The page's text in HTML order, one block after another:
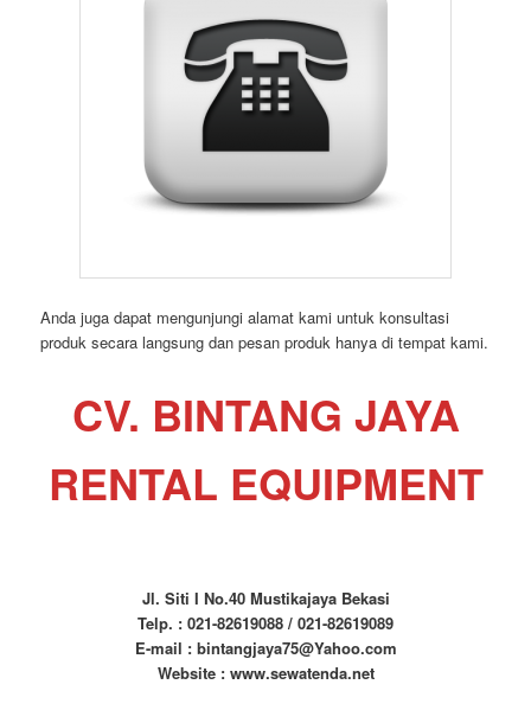
Anda juga dapat mengunjungi alamat kami untuk konsultasi
produk secara langsung dan pesan produk hanya di tempat kami.
CV. BINTANG JAYA
RENTAL EQUIPMENT
Jl. Siti I No.40 Mustikajaya Bekasi
Telp. : 021-82619088 / 021-82619089
E-mail : bintangjaya75@Yahoo.com
Website : www.sewatenda.net